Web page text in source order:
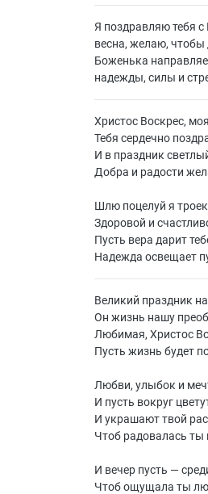
Я поздравляю тебя
весна, желаю, чтобы
Боженька
надежды, силы и
Христос Воскрес,
Тебя сердечно
И в праздник
Добра и радости
Шлю поцелуй я
Здоровой и
Пусть вера дарит
Надежда освещает
Великий праздник
Он жизнь нашу
Любимая, Христос
Пусть жизнь будет
Любви, улыбок и
И пусть вокруг
И украшают твой
Чтоб радовалась ты
И вечер пусть —
Чтоб ощущала ты